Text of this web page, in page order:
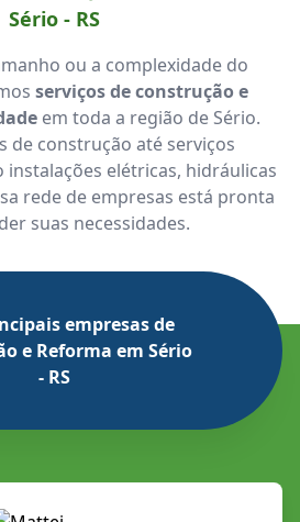
Sério - RS
ou a complexidade do
serviços de construção e
em toda a região de Sério.
de construção até serviços
instalações elétricas, hidráulicas
rede de empresas está pronta
suas necessidades.
empresas de
e Reforma em Sério
- RS